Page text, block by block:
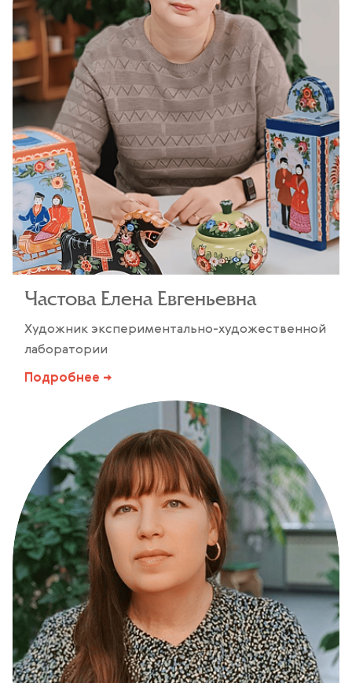
Частова Елена Евгеньевна
Художник экспериментально-художественной
лаборатории
Подробнее →